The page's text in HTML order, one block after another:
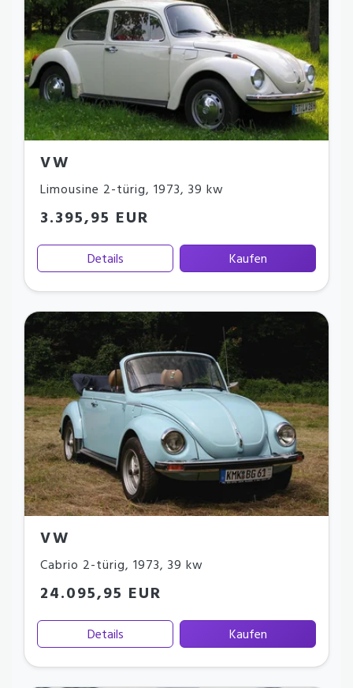
VW
Limousine 2-türig, 1973, 39 kw
3.395,95 EUR
Details Kaufen
VW
Cabrio 2-türig, 1973, 39 kw
24.095,95 EUR
Details Kaufen